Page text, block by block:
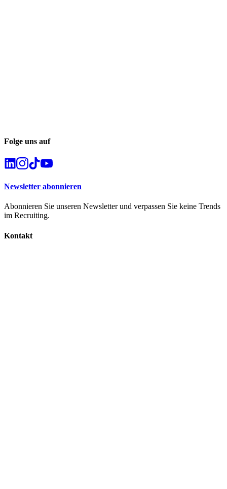
Folge uns auf
Newsletter abonnieren
Abonnieren Sie unseren Newsletter und verpassen Sie keine Trends
im Recruiting.
Kontakt